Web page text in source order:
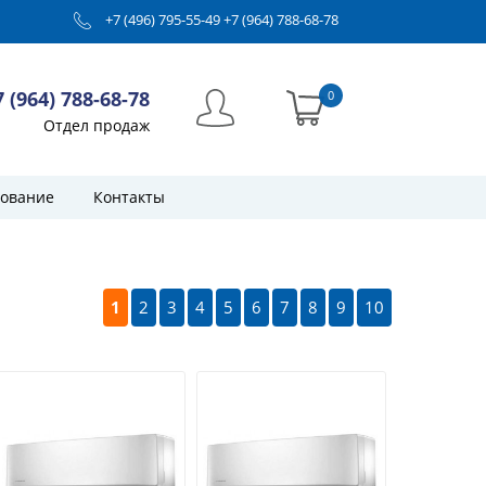
+7 (496) 795-55-49+7 (964) 788-68-78
(964) 788-68-78
Отдел продаж
0
Контакты
1 2 3 4 5 6 7 8 9 10